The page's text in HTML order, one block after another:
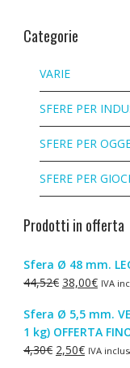
Categorie
VARIE
SFERE PER
SFERE PER
SFERE PER
Prodotti in offerta
Sfera Ø 48 mm.
44,52€ Il
originale
era:
44,52€.
38,00€Il
è:
IVA
Sfera Ø 5,5 mm.
1 kg) OFFERTA
4,30€ Il
2,50€IlIVA